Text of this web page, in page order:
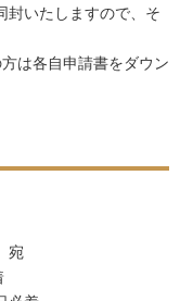
封いたしますので、そ
は各自申請書をダウン
宛